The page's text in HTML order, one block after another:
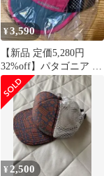
¥3,590
【新品 定価5,280円
32%off】パタゴニア ダ
ックビルキャップ
¥ 2,500